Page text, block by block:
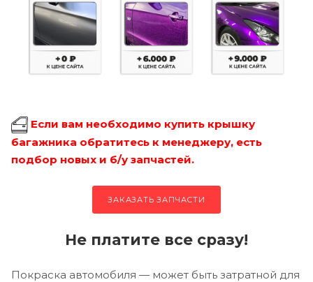
Если вам необходимо купить крышку
багажника обратитесь к менеджеру, есть
подбор новых и б/у запчастей.
ЗАКАЗАТЬ ЗАПЧАСТИ
Не платите все сразу!
Покраска автомобиля — может быть затратной для